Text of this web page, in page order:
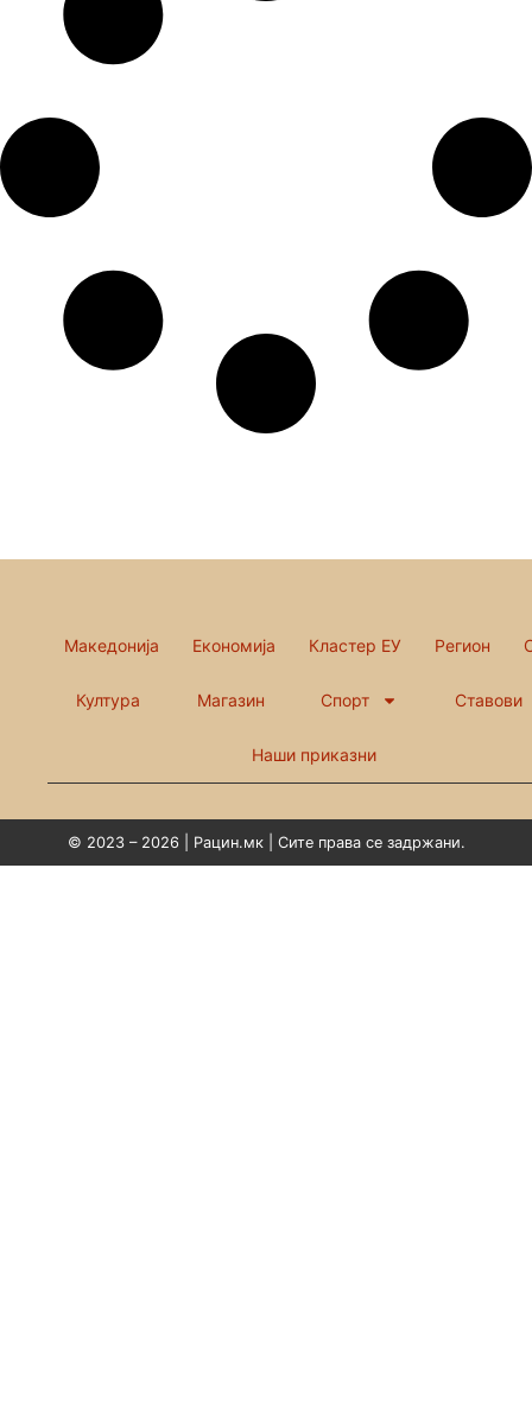
Македонија Економија Кластер ЕУ Регион
Култура Магазин Спорт Ставови
Наши приказни
© 2023 – 2026 | Рацин.мк | Сите права се задржани.